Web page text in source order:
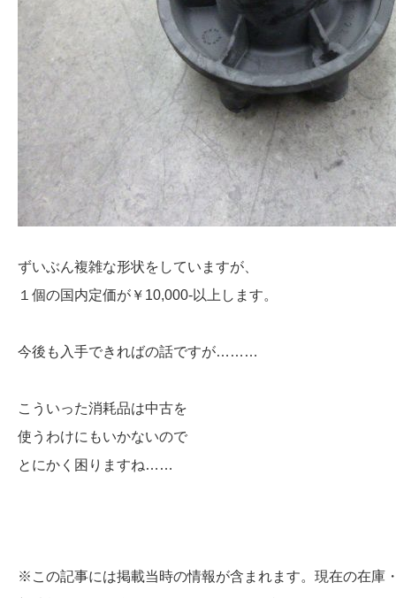
ずいぶん複雑な形状をしていますが、
１個の国内定価が￥10,000-以上します。
今後も入手できればの話ですが………
こういった消耗品は中古を
使うわけにもいかないので
とにかく困りますね……
※この記事には掲載当時の情報が含まれます。現在の在庫